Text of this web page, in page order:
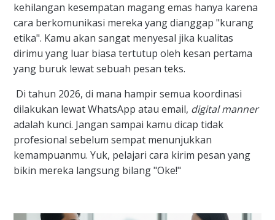
kehilangan kesempatan magang emas hanya karena
cara berkomunikasi mereka yang dianggap "kurang
etika". Kamu akan sangat menyesal jika kualitas
dirimu yang luar biasa tertutup oleh kesan pertama
yang buruk lewat sebuah pesan teks.
Di tahun 2026, di mana hampir semua koordinasi
dilakukan lewat WhatsApp atau email, digital manner
adalah kunci. Jangan sampai kamu dicap tidak
profesional sebelum sempat menunjukkan
kemampuanmu. Yuk, pelajari cara kirim pesan yang
bikin mereka langsung bilang "Oke!"